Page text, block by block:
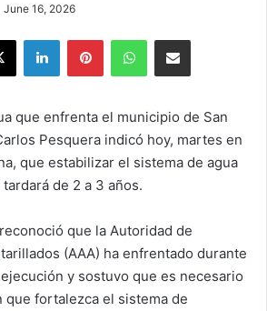
June 16, 2026
X LinkedInPinterestWhatsAppShare via Email
que enfrenta el municipio de San
Pesquera indicó hoy, martes en
que estabilizar el sistema de agua
de 2 a 3 años.
que la Autoridad de
(AAA) ha enfrentado durante
y sostuvo que es necesario
que fortalezca el sistema de